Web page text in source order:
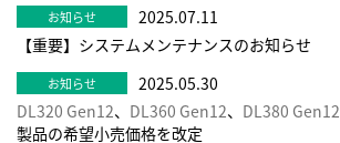
2025.07.11
【重要】システムメンテナンスのお知らせ
2025.05.30
DL320 Gen12、 DL360 Gen12、 DL380 Gen12
製品の希望小売価格を改定